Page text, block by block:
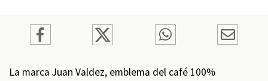
La marca Juan Valdez, emblema del café 100%